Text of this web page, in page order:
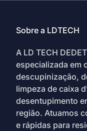
Sobre a LDTECH
A LD TECH
especializada em
descupinização,
limpeza de caixa
desentupimento
região. Atuamos
e rápidas para